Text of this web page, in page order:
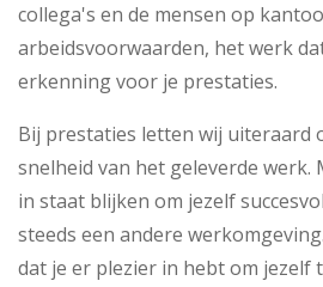
collega's en de mensen op
arbeidsvoorwaarden, het werk
erkenning voor je prestaties.
Bij prestaties letten wij uiteraard
snelheid van het geleverde werk.
in staat blijken om jezelf
steeds een andere
dat je er plezier in hebt om jezelf